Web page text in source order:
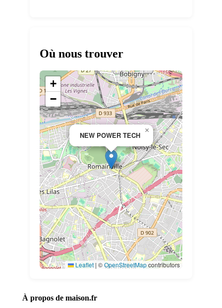
Où nous trouver
NEW POWER TECH
×
+
−
Leaflet | ©OpenStreetMapcontributors
À propos de maison.fr